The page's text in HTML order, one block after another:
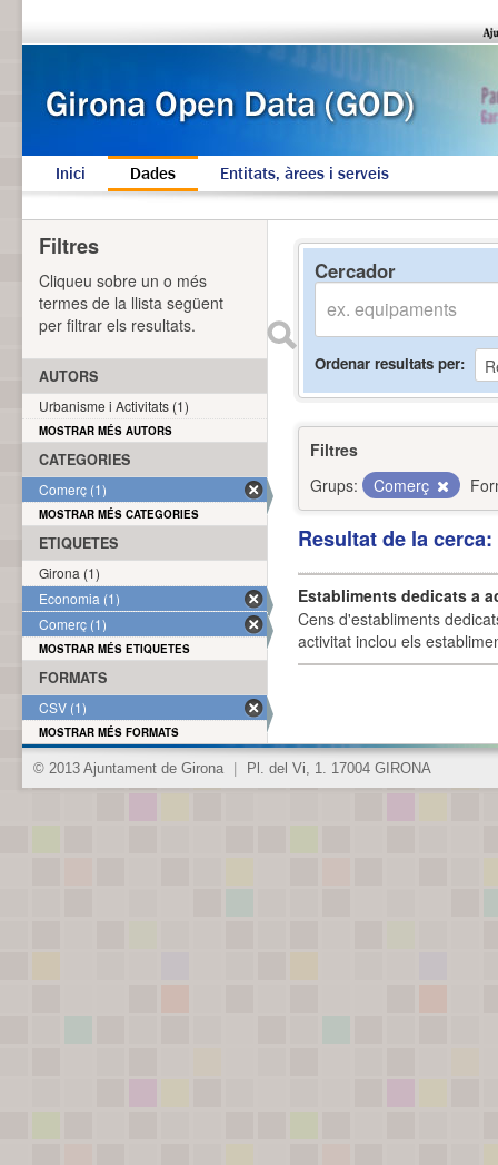
Inici Dades Entitats, àrees i serveis
Cercador
Ordenar resultats per
Filtres
Grups:
Comerç
Resultat de la
Establiments dedicats a
Cens d'establiments
activitat inclou els
Filtres
Cliqueu sobre un o més
termes de la llista següent
per filtrar els resultats.
AUTORS
Urbanisme i Activitats (1)
MOSTRAR MÉS AUTORS
CATEGORIES
Comerç (1)
MOSTRAR MÉS CATEGORIES
ETIQUETES
Girona (1)
Economia (1)
Comerç (1)
MOSTRAR MÉS ETIQUETES
FORMATS
CSV (1)
MOSTRAR MÉS FORMATS
© 2013 Ajuntament de Girona Pl. del Vi, 1. 17004 GIRONA